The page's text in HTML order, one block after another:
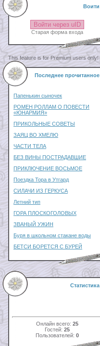
Воити
Войти через uID
Старая форма входа
This feature is for Premium users only!
Последнее прочитанное
Папенькин сыночек
РОМЕН РОЛЛАМ О ПОВЕСТИ
«ЮНАРМИЯ»
ПРИКОЛЬНЫЕ СОВЕТЫ
ЗАЯЦ ВО ХМЕЛЮ
ЧАСТИ ТЕЛА
БЕЗ ВИНЫ ПОСТРАДАВШИЕ
ПРИКЛЮЧЕНИЕ ВОСЬМОЕ
Поездка Тора в Утгард
СИЛАЧИ ИЗ ГЕРКУСА
Летний тип
ГОРА ПЛОСКОГОЛОВЫХ
ЗВАНЫЙ УЖИН
Буря в школьном стакане воды
БЕТСИ БОРЕТСЯ С БУРЕЙ
Статистика
Онлайн всего: 25
Гостей: 25
Пользователей: 0